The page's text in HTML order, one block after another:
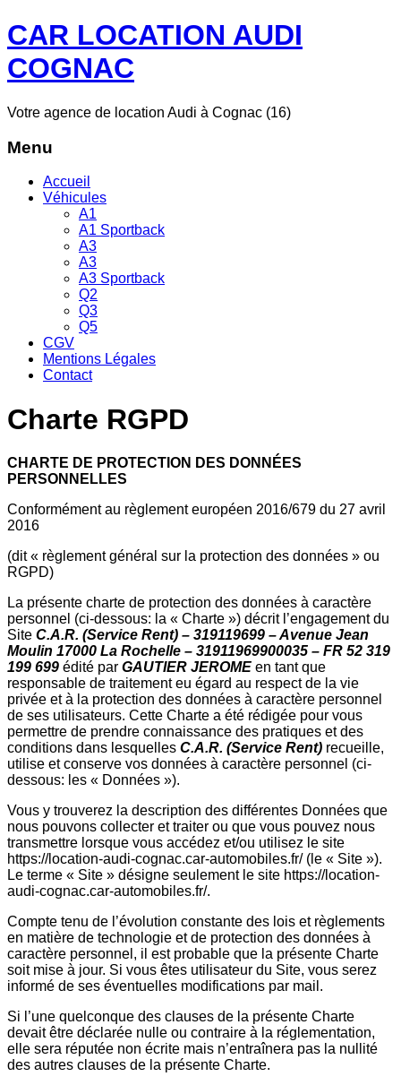
CAR LOCATION AUDI
COGNAC
Votre agence de location Audi à Cognac (16)
Menu
Accueil
Véhicules
A1
A1 Sportback
A3
A3
A3 Sportback
Q2
Q3
Q5
CGV
Mentions Légales
Contact
Charte RGPD
CHARTE DE PROTECTION DES DONNÉES
PERSONNELLES
Conformément au règlement européen 2016/679 du 27 avril
2016
(dit « règlement général sur la protection des données » ou
RGPD)
La présente charte de protection des données à caractère
personnel (ci-dessous: la « Charte ») décrit l’engagement du
Site C.A.R. (Service Rent) – 319119699 – Avenue Jean
Moulin 17000 La Rochelle – 31911969900035 – FR 52 319
199 699 édité par GAUTIER JEROME en tant que
responsable de traitement eu égard au respect de la vie
privée et à la protection des données à caractère personnel
de ses utilisateurs. Cette Charte a été rédigée pour vous
permettre de prendre connaissance des pratiques et des
conditions dans lesquelles C.A.R. (Service Rent) recueille,
utilise et conserve vos données à caractère personnel (ci-
dessous: les « Données »).
Vous y trouverez la description des différentes Données que
nous pouvons collecter et traiter ou que vous pouvez nous
transmettre lorsque vous accédez et/ou utilisez le site
https://location-audi-cognac.car-automobiles.fr/ (le « Site »).
Le terme « Site » désigne seulement le site https://location-
audi-cognac.car-automobiles.fr/.
Compte tenu de l’évolution constante des lois et règlements
en matière de technologie et de protection des données à
caractère personnel, il est probable que la présente Charte
soit mise à jour. Si vous êtes utilisateur du Site, vous serez
informé de ses éventuelles modifications par mail.
Si l’une quelconque des clauses de la présente Charte
devait être déclarée nulle ou contraire à la réglementation,
elle sera réputée non écrite mais n’entraînera pas la nullité
des autres clauses de la présente Charte.